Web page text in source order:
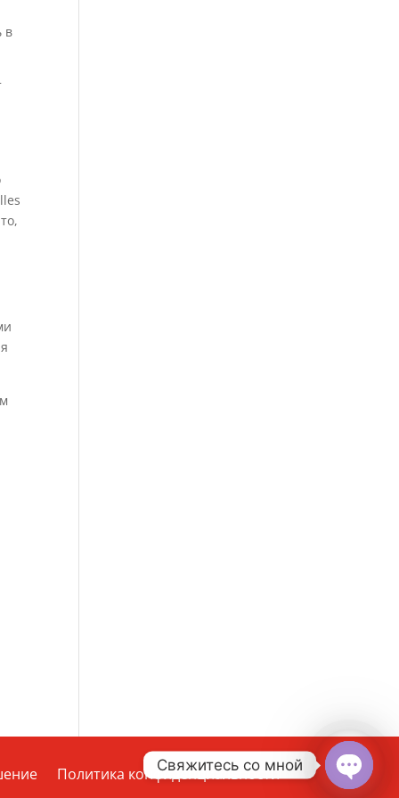
в
Политика конфиденциальности
Свяжитесь со мной